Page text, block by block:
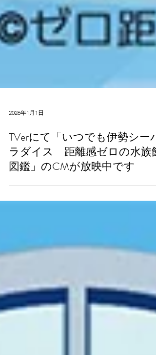
2026年1月1日
TVerにて「いつでも伊勢シーパ
ラダイス 距離感ゼロの水族館
図鑑」のCMが放映中です